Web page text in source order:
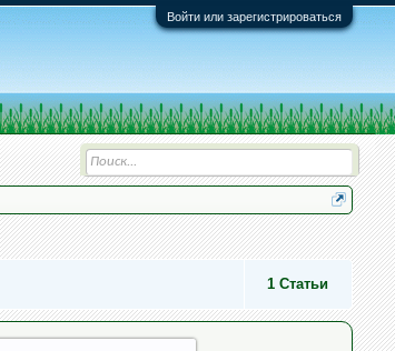
Войти или зарегистрироваться
1Статьи